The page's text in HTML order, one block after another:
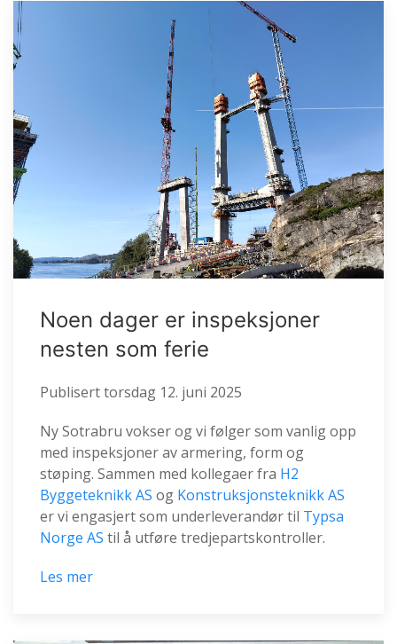
Noen dager er inspeksjoner
nesten som ferie
Publiserttorsdag 12. juni 2025
Ny Sotrabru vokser og vi følger som vanlig opp
med inspeksjoner av armering, form og
støping. Sammen med kollegaer fra H2
Byggeteknikk AS og Konstruksjonsteknikk AS
er vi engasjert som underleverandør til Typsa
Norge AS til å utføre tredjepartskontroller.
Les mer